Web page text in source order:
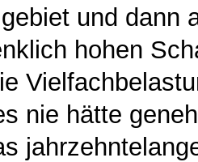
und dann
hohen
nie hätte